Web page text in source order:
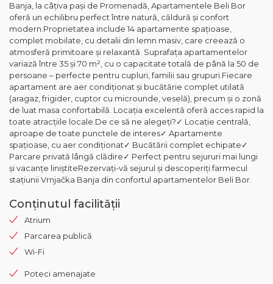
Banja, la câțiva pași de Promenadă, Apartamentele Beli Bor
oferă un echilibru perfect între natură, căldură și confort
modern.Proprietatea include 14 apartamente spațioase,
complet mobilate, cu detalii din lemn masiv, care creează o
atmosferă primitoare și relaxantă. Suprafața apartamentelor
variază între 35 și 70 m², cu o capacitate totală de până la 50 de
persoane – perfecte pentru cupluri, familii sau grupuri.Fiecare
apartament are aer condiționat și bucătărie complet utilată
(aragaz, frigider, cuptor cu microunde, veselă), precum și o zonă
de luat masa confortabilă. Locația excelentă oferă acces rapid la
toate atracțiile locale.De ce să ne alegeți?✓ Locație centrală,
aproape de toate punctele de interes✓ Apartamente
spațioase, cu aer condiționat✓ Bucătării complet echipate✓
Parcare privată lângă clădire✓ Perfect pentru sejururi mai lungi
și vacanțe liniștiteRezervați-vă sejurul și descoperiți farmecul
stațiunii Vrnjačka Banja din confortul apartamentelor Beli Bor.
Conținutul facilității
Atrium
Parcarea publică
Wi-Fi
Poteci amenajate